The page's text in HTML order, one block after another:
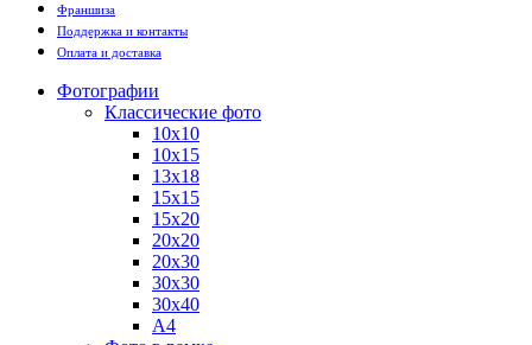
Франшиза
Поддержка и контакты
Оплата и доставка
Фотографии
Классические фото
10х10
10х15
13х18
15х15
15х20
20х20
20х30
30х30
30х40
А4